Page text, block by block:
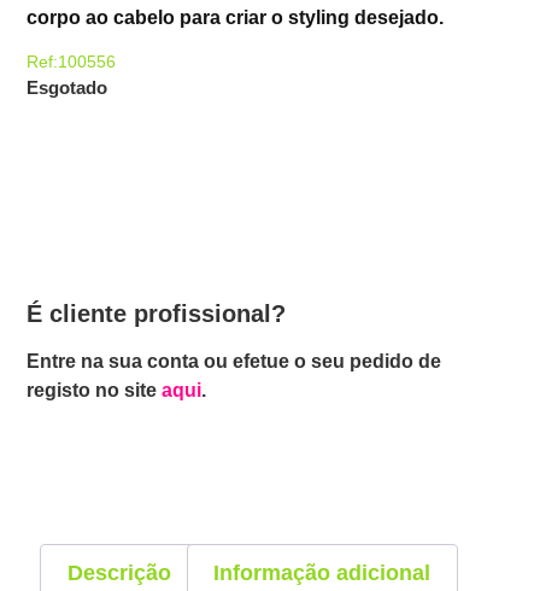
corpo ao cabelo para criar o styling desejado.
Ref:100556
Esgotado
É cliente profissional?
Entre na sua conta ou efetue o seu pedido de
registo no siteaqui.
Descrição Informação adicional